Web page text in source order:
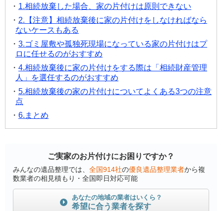
1.相続放棄した場合、家の片付けは原則できない
2.【注意】相続放棄後に家の片付けをしなければなら
ないケースもある
3.ゴミ屋敷や孤独死現場になっている家の片付けはプ
ロに任せるのがおすすめ
4.相続放棄後に家の片付けをする際は「相続財産管理
人」を選任するのがおすすめ
5.相続放棄後の家の片付けについてよくある3つの注意
点
6.まとめ
ご実家のお片付けにお困りですか？
みんなの遺品整理では、 全国914社の優良遺品整理業者から複
数業者の相見積もり・全国即日対応可能
あなたの地域の業者はいくら？
希望に合う業者を探す